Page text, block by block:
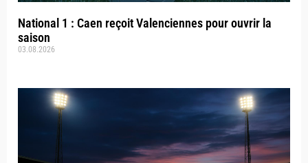
National 1 : Caen reçoit Valenciennes pour ouvrir la
saison
03.08.2026